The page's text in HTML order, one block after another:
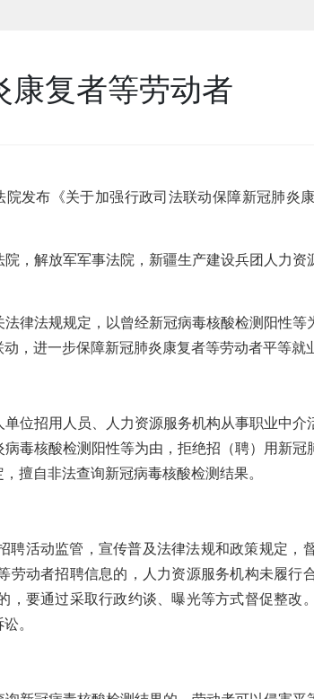
康复者等劳动者
发布《关于加强行政司法联动保障新冠肺炎
，解放军军事法院，新疆生产建设兵团人力
律法规规定，以曾经新冠病毒核酸检测阳性
，进一步保障新冠肺炎康复者等劳动者平等就
位招用人员、人力资源服务机构从事职业中
毒核酸检测阳性等为由，拒绝招（聘）用新
擅自非法查询新冠病毒核酸检测结果。
聘活动监管，宣传普及法律法规和政策规定，
动者招聘信息的，人力资源服务机构未履行
要通过采取行政约谈、曝光等方式督促整改
。